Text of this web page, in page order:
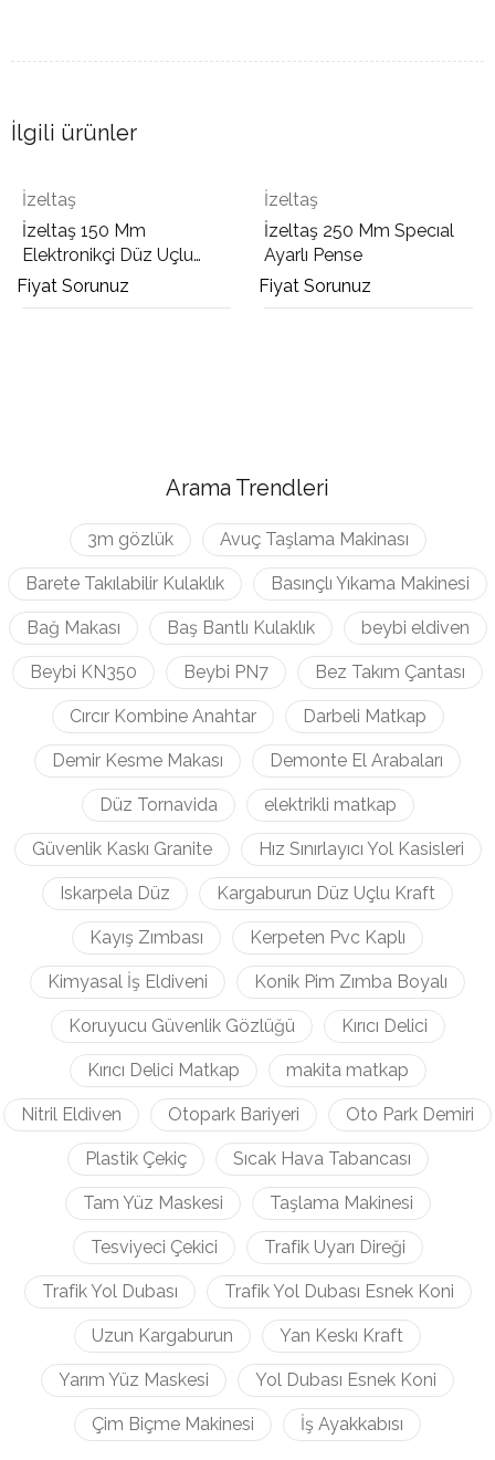
İlgili ürünler
İzeltaş
İzeltaş 150 Mm
Elektronikçi Düz Uçlu
Kargaburun
Fiyat Sorunuz
İzeltaş
İzeltaş 250 Mm Specıal
Ayarlı Pense
Fiyat Sorunuz
Arama Trendleri
3m gözlük Avuç Taşlama Makinası
Barete Takılabilir Kulaklık Basınçlı Yıkama Makinesi
Bağ Makası Baş Bantlı Kulaklık beybi eldiven
Beybi KN350 Beybi PN7 Bez Takım Çantası
Cırcır Kombine Anahtar Darbeli Matkap
Demir Kesme Makası Demonte El Arabaları
Düz Tornavida elektrikli matkap
Güvenlik Kaskı Granite Hız Sınırlayıcı Yol Kasisleri
Iskarpela Düz Kargaburun Düz Uçlu Kraft
Kayış Zımbası Kerpeten Pvc Kaplı
Kimyasal İş Eldiveni Konik Pim Zımba Boyalı
Koruyucu Güvenlik Gözlüğü Kırıcı Delici
Kırıcı Delici Matkap makita matkap
Nitril Eldiven Otopark Bariyeri Oto Park Demiri
Plastik Çekiç Sıcak Hava Tabancası
Tam Yüz Maskesi Taşlama Makinesi
Tesviyeci Çekici Trafik Uyarı Direği
Trafik Yol Dubası Trafik Yol Dubası Esnek Koni
Uzun Kargaburun Yan Keskı Kraft
Yarım Yüz Maskesi Yol Dubası Esnek Koni
Çim Biçme Makinesi İş Ayakkabısı